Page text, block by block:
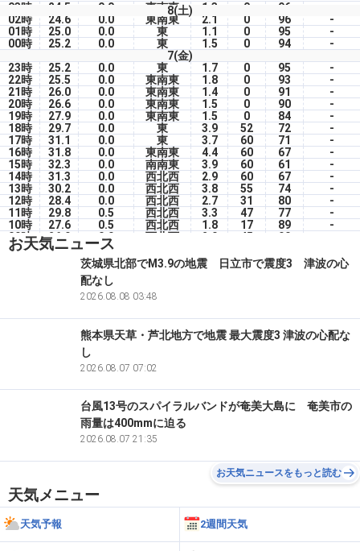
8(土)
03時 24.5 0.0 東南東 1.3 0 96
02時
24.6 0.0 東南東 2.1 0 96
-
01時
25.0 0.0 東 1.1 0 95
-
00時
25.2 0.0 東 1.5 0 94
-
7(金)
23時
25.2 0.0 東 1.7 0 95
-
22時
25.5 0.0 東南東 1.8 0 93
-
21時
26.0 0.0 東南東 1.4 0 91
-
20時
26.6 0.0 東南東 1.5 0 90
-
19時
27.9 0.0 東南東 1.5 0 84
-
18時
29.7 0.0 東 3.9 52 72
-
17時
31.1 0.0 東 3.7 60 71
-
16時
31.8 0.0 東南東 4.4 60 67
-
15時
32.3 0.0 南南東 3.9 60 61
-
14時
31.3 0.0 西北西 2.9 60 67
-
13時
30.2 0.0 西北西 3.8 55 74
-
12時
28.4 0.0 西北西 2.7 31 80
-
11時
29.8 0.5 西北西 3.3 47 77
-
10時
27.6 0.5 西北西 1.8 17 89
-
09時
26.9 0.0 西北西 2.0 45 90
08時
27.4 0.0
0.0 東 1.3 17 96
-
0.5 1.5 0 99
0.0
2.0 北東
お天気ニュース
茨城県北部でM3.9の地震 日立市で震度3 津波の心
配なし
2026.08.08 03:48
熊本県天草・芦北地方で地震 最大震度3 津波の心配な
し
2026.08.07 07:02
台風13号のスパイラルバンドが奄美大島に 奄美市の
雨量は400mmに迫る
2026.08.07 21:35
お天気ニュースをもっと読む
天気メニュー
天気予報 2週間天気